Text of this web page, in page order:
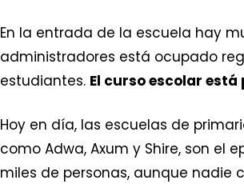
En la entrada de la escuela hay
administradores está ocupado
estudiantes. El curso escolar
Hoy en día, las escuelas de
como Adwa, Axum y Shire, son el
miles de personas, aunque nadie